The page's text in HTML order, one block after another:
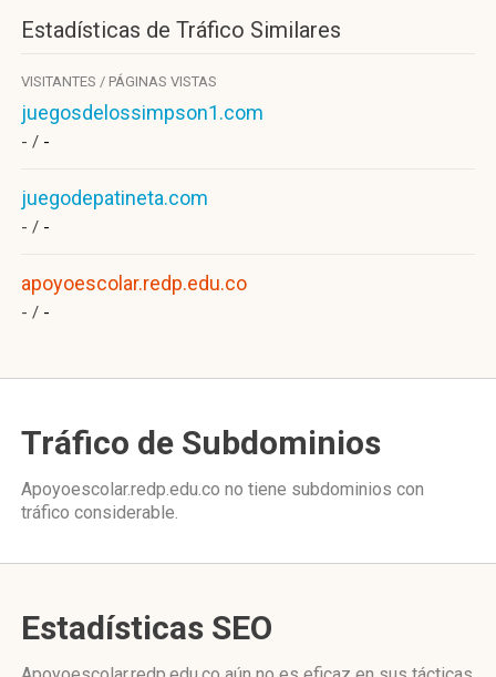
Estadísticas de Tráfico Similares
VISITANTES / PÁGINAS VISTAS
juegosdelossimpson1.com
- / -
juegodepatineta.com
- / -
apoyoescolar.redp.edu.co
- / -
Tráfico de Subdominios
Apoyoescolar.redp.edu.co no tiene subdominios con
tráfico considerable.
Estadísticas SEO